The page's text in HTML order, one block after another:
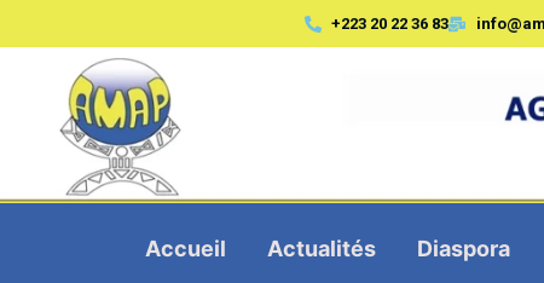
+223 20 22 36 83
Accueil Actualités Diaspora